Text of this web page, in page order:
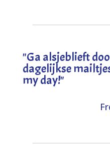
"Ga alsjeblieft
dagelijkse
my day!"